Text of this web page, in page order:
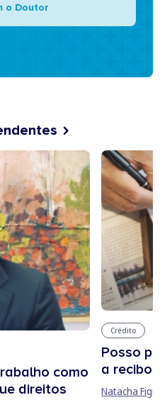
o Doutor
como
direitos
Crédito
Posso
a
Natacha